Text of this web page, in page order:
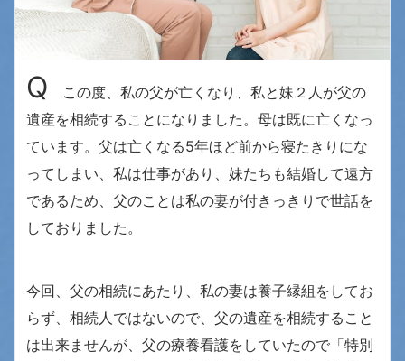
Q
この度、私の父が亡くなり、私と妹２人が父の
遺産を相続することになりました。母は既に亡くなっ
ています。父は亡くなる5年ほど前から寝たきりにな
ってしまい、私は仕事があり、妹たちも結婚して遠方
であるため、父のことは私の妻が付きっきりで世話を
しておりました。
今回、父の相続にあたり、私の妻は養子縁組をしてお
らず、相続人ではないので、父の遺産を相続すること
は出来ませんが、父の療養看護をしていたので「特別